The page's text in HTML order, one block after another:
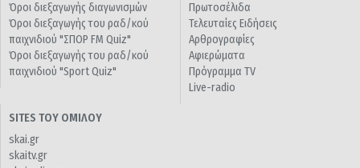
Όροι διεξαγωγής διαγωνισμών
Όροι διεξαγωγής του ραδ/κού
παιχνιδιού "ΣΠΟΡ FM Quiz"
Όροι διεξαγωγής του ραδ/κού
παιχνιδιού "Sport Quiz"
Πρωτοσέλιδα
Τελευταίες Ειδήσεις
Αρθρογραφίες
Αφιερώματα
Πρόγραμμα TV
Live-radio
SITES ΤΟΥ ΟΜΙΛΟΥ
skai.gr
skaitv.gr